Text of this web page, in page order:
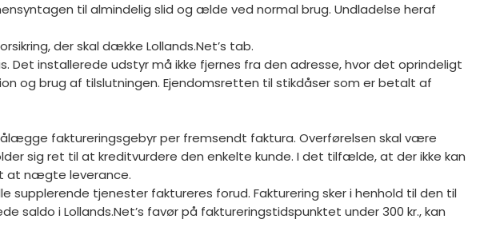
til almindelig slid og ælde ved normal brug. Undladelse heraf
der skal dække Lollands.Net’s tab.
installerede udstyr må ikke fjernes fra den adresse, hvor det oprindeligt
og brug af tilslutningen. Ejendomsretten til stikdåser som er betalt af
faktureringsgebyr per fremsendt faktura. Overførelsen skal være
sig ret til at kreditvurdere den enkelte kunde. I det tilfælde, at der ikke kan
at nægte leverance.
tjenester faktureres forud. Fakturering sker i henhold til den til
i Lollands.Net’s favør på faktureringstidspunktet under 300 kr., kan